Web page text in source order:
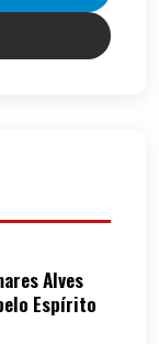
Alves
Espírito